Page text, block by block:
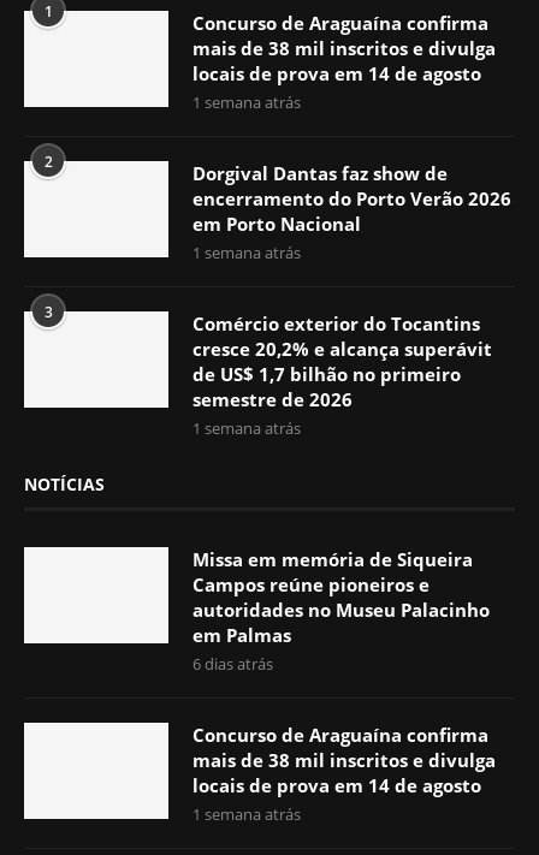
1
Concurso de Araguaína confirma
mais de 38 mil inscritos e divulga
locais de prova em 14 de agosto
1 semana atrás
2
Dorgival Dantas faz show de
encerramento do Porto Verão 2026
em Porto Nacional
1 semana atrás
3
Comércio exterior do Tocantins
cresce 20,2% e alcança superávit
de US$ 1,7 bilhão no primeiro
semestre de 2026
1 semana atrás
NOTÍCIAS
Missa em memória de Siqueira
Campos reúne pioneiros e
autoridades no Museu Palacinho
em Palmas
6 dias atrás
Concurso de Araguaína confirma
mais de 38 mil inscritos e divulga
locais de prova em 14 de agosto
1 semana atrás